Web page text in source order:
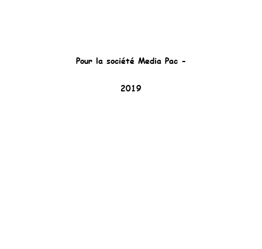
Pour la société Media Pac -
2019